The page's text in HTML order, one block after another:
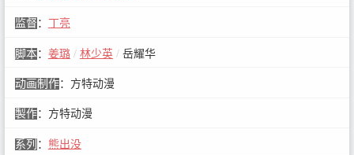
监督 ： 丁亮
脚本： 姜璐 / 林少英 /岳耀华
动画制作： 方特动漫
製作： 方特动漫
系列 ： 熊出没